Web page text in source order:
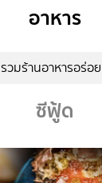
อาหาร
รวมร้านอาหารอร่อย
ซีฟู้ด